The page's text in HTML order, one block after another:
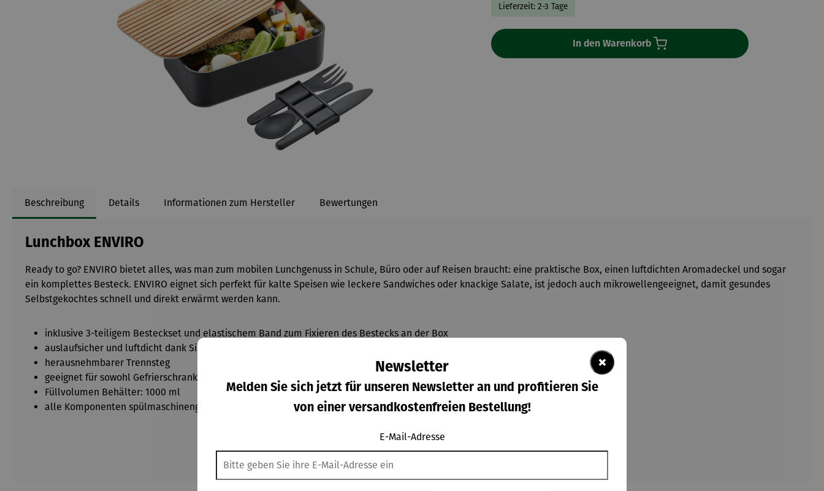
Lieferzeit: 2-3 Tage
In den Warenkorb
Beschreibung Details Informationen zum Hersteller Bewertungen
Lunchbox ENVIRO
Ready to go? ENVIRO bietet alles, was man zum mobilen Lunchgenuss in Schule, Büro oder auf Reisen braucht: eine praktische Box, einen luftdichten Aromadeckel und sogar
ein komplettes Besteck. ENVIRO eignet sich perfekt für kalte Speisen wie leckere Sandwiches oder knackige Salate, ist jedoch auch mikrowellengeeignet, damit gesundes
Selbstgekochtes schnell und direkt erwärmt werden kann.
inklusive 3-teiligem Besteckset und elastischem Band zum Fixieren des Bestecks an der Box
auslaufsicher und luftdicht dank Silikonring am Deckel
herausnehmbarer Trennsteg
geeignet für sowohl Gefrierschrank als auch Mikrowelle (nur Behälter)
Füllvolumen Behälter: 1000 ml
alle Komponenten spülmaschinengeeignet (außer Deckel und elastisches Band)
×
Newsletter
Melden Sie sich jetzt für unseren Newsletter an und profitieren Sie
von einer versandkostenfreien Bestellung!
E-Mail-Adresse